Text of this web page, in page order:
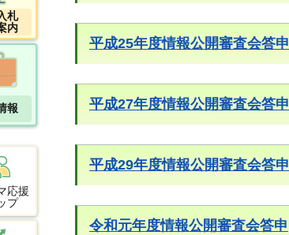
札
内
報
応援
プ
平成25年度情報公開審査会答申
平成27年度情報公開審査会答申
平成29年度情報公開審査会答申
令和元年度情報公開審査会答申